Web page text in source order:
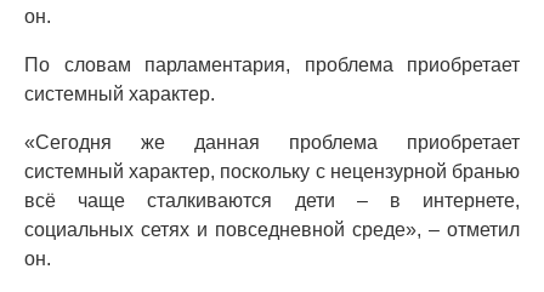
он.
По словам парламентария, проблема приобретает
системный характер.
«Сегодня же данная проблема приобретает
системный характер, поскольку с нецензурной бранью
всё чаще сталкиваются дети – в интернете,
социальных сетях и повседневной среде», – отметил
он.